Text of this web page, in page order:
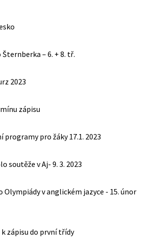
Šternberka – 6. + 8. tř.
2023
zápisu
programy pro žáky 17.1. 2023
soutěže v Aj- 9. 3. 2023
Olympiády v anglickém jazyce - 15. únor
zápisu do první třídy